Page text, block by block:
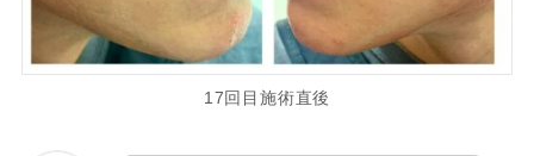
17回目施術直後